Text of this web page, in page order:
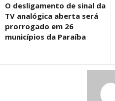
O desligamento de sinal da
TV analógica aberta será
prorrogado em 26
municípios da Paraíba